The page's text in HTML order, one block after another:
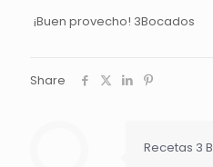
¡Buen provecho! 3Bocados
Share
Recetas 3